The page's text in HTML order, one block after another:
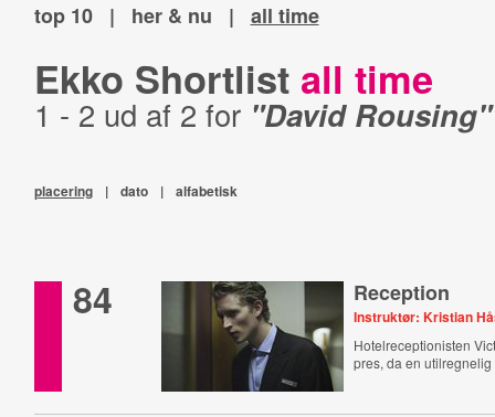
top 10 | her & nu | all time
Ekko Shortlist all time
1 - 2 ud af 2 for "David Rousing"
placering | dato | alfabetisk
84 Reception
Instruktør: Kristian
Hotelreceptionisten
pres, da en